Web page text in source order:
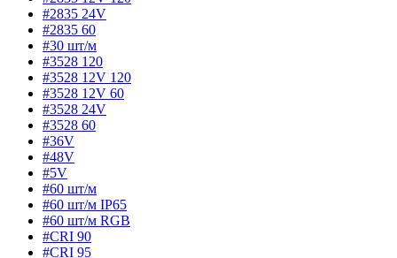
#2835 24V
#2835 60
#30 шт/м
#3528 120
#3528 12V 120
#3528 12V 60
#3528 24V
#3528 60
#36V
#48V
#5V
#60 шт/м
#60 шт/м IP65
#60 шт/м RGB
#CRI 90
#CRI 95